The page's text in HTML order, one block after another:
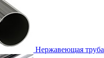
Нержавеющая труба